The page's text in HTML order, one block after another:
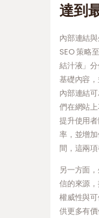
達到
內部連結
SEO 策略
結汁液」
基礎內容
內部連結
們在網站
提升使用
率，並增
間，這兩
另一方面
信的來源
權威性與
供更多有